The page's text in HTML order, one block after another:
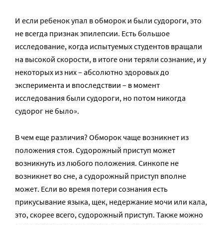
И если ребенок упал в обморок и были судороги, это
не всегда признак эпилепсии. Есть большое
исследование, когда испытуемых студентов вращали
на высокой скорости, в итоге они теряли сознание, и у
некоторых из них – абсолютно здоровых до
эксперимента и впоследствии – в момент
исследования были судороги, но потом никогда
судорог не было».
В чем еще различия? Обморок чаще возникнет из
положения стоя. Судорожный приступ может
возникнуть из любого положения. Синкопе не
возникнет во сне, а судорожный приступ вполне
может. Если во время потери сознания есть
прикусывание языка, щек, недержание мочи или кала,
это, скорее всего, судорожный приступ. Также можно